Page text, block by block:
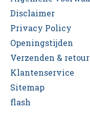
Disclaimer
Privacy Policy
Openingstijden
Verzenden &
Klantenservice
Sitemap
flash